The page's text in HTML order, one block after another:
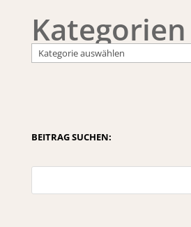
Kategorien
BEITRAG SUCHEN: